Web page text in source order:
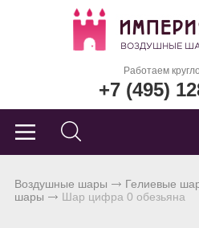
Работаем
+7 (495)
Воздушные шары Гелиевые
шары
Шар цифра 0 обезьяна